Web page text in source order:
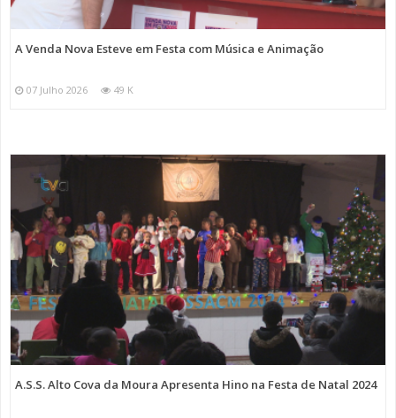
A Venda Nova Esteve em Festa com Música e Animação
07 Julho 2026 49 K
A.S.S. Alto Cova da Moura Apresenta Hino na Festa de Natal 2024